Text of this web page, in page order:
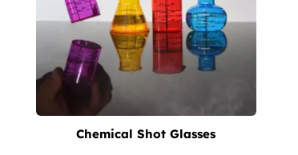
Chemical Shot Glasses